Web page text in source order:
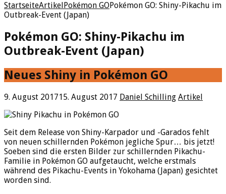
StartseiteArtikelPokémon GOPokémon GO: Shiny-Pikachu im
Outbreak-Event (Japan)
Pokémon GO: Shiny-Pikachu im
Outbreak-Event (Japan)
Neues Shiny in Pokémon GO
9. August 201715. August 2017 Daniel Schilling Artikel
Seit dem Release von Shiny-Karpador und -Garados fehlt
von neuen schillernden Pokémon jegliche Spur… bis jetzt!
Soeben sind die ersten Bilder zur schillernden Pikachu-
Familie in Pokémon GO aufgetaucht, welche erstmals
während des Pikachu-Events in Yokohama (Japan) gesichtet
worden sind.